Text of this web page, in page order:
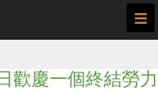
≡
歡慶一個終結勞